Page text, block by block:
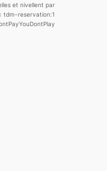
et nivellent par
tdm-reservation:1